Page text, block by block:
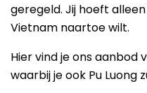
geregeld. Jij hoeft
Vietnam naartoe wilt.
Hier vind je ons aanbod
waarbij je ook Pu Luong